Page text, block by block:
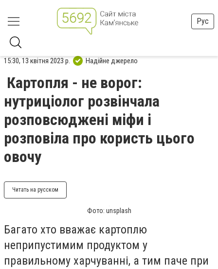
Рус
15:30, 13 квітня 2023 р. Надійне джерело
Картопля - не ворог:
нутриціолог розвінчала
розповсюджені міфи і
розповіла про користь цього
овочу
Читать на русском
Фото: unsplash
Багато хто вважає картоплю
неприпустимим продуктом у
правильному харчуванні, а тим паче при